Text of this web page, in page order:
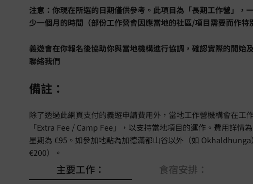
注意：你現在所選的日期僅供參考。此項目為「長期工作營」，
少一個月的時間（部份工作營會因應當地的社區/項目需要而作特
義遊會在你報名後協助你與當地機構進行協調，確認實際的開始
聯絡我們
備註：
除了透過此網頁支付的義遊申請費用外，當地工作營機構會在工
「Extra Fee / Camp Fee」，以支持當地項目的運作。費用詳情
星期為 €95。如參加地點為加德滿都山谷以外（如
€200）。
主要工作： 食宿安排：